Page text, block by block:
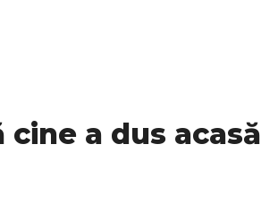
a dus acasă